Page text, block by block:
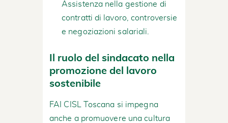
Assistenza nella gestione di
contratti di lavoro, controversie
e negoziazioni salariali.
Il ruolo del sindacato nella
promozione del lavoro
sostenibile
FAI CISL Toscana si impegna
anche a promuovere una cultura